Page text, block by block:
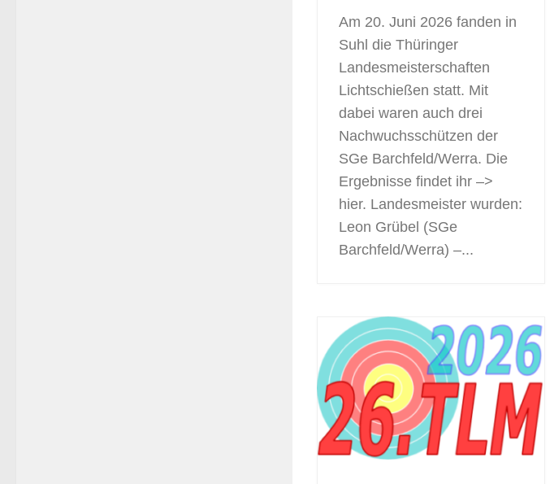
Am 20. Juni 2026 fanden in
Suhl die Thüringer
Landesmeisterschaften
Lichtschießen statt. Mit
dabei waren auch drei
Nachwuchsschützen der
SGe Barchfeld/Werra. Die
Ergebnisse findet ihr –>
hier. Landesmeister wurden:
Leon Grübel (SGe
Barchfeld/Werra) –...